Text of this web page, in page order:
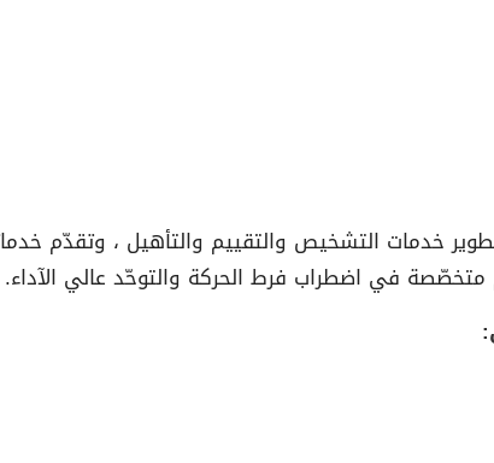
خدمات التشخيص والتقييم والتأهيل ، وتقدّم
متخصّصة في اضطراب فرط الحركة والتوحّد عالي الآداء.